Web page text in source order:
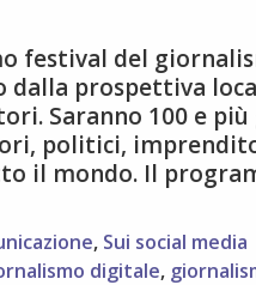
festival del
dalla prospettiva
Saranno 100 e
politici,
il mondo. Il
, Sui social media
digitale,